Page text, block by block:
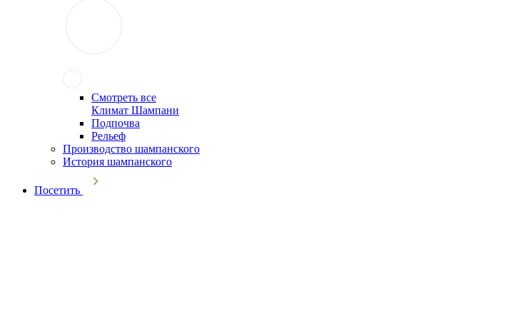
Смотреть все
Климат Шампани
Подпочва
Рельеф
Производство шампанского
История шампанского
Посетить